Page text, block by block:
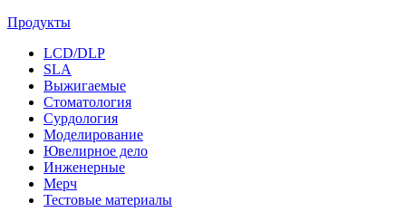
Продукты
LCD/DLP
SLA
Выжигаемые
Стоматология
Сурдология
Моделирование
Ювелирное дело
Инженерные
Мерч
Тестовые материалы